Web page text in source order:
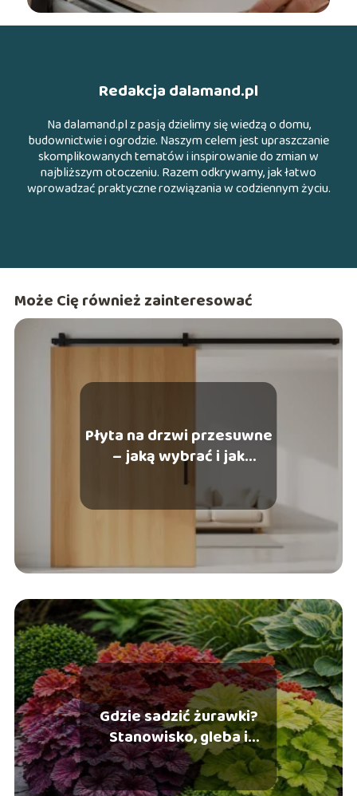
Redakcja dalamand.pl
Na dalamand.pl z pasją dzielimy się wiedzą o domu,
budownictwie i ogrodzie. Naszym celem jest upraszczanie
skomplikowanych tematów i inspirowanie do zmian w
najbliższym otoczeniu. Razem odkrywamy, jak łatwo
wprowadzać praktyczne rozwiązania w codziennym życiu.
Może Cię również zainteresować
Płyta na drzwi przesuwne
– jaką wybrać i jak
Gdzie sadzić żurawki?
Stanowisko, gleba i
pielęgnacja